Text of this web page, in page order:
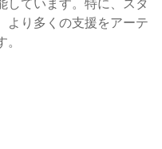
より多くの支援をアーテ